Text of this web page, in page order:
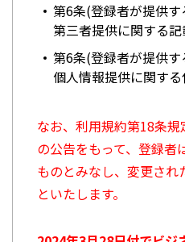
第6条(登録者が提供
第三者提供に関する
第6条(登録者が提供
個人情報提供に関す
なお、利用規約第18条
の公告をもって、登録者
ものとみなし、変更さ
といたします。